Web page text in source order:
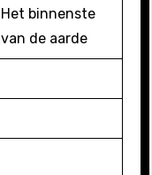
Het binnenste
van de aarde